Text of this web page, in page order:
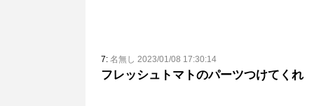
7: 名無し 2023/01/08 17:30:14
フレッシュトマトのパーツつけてくれ